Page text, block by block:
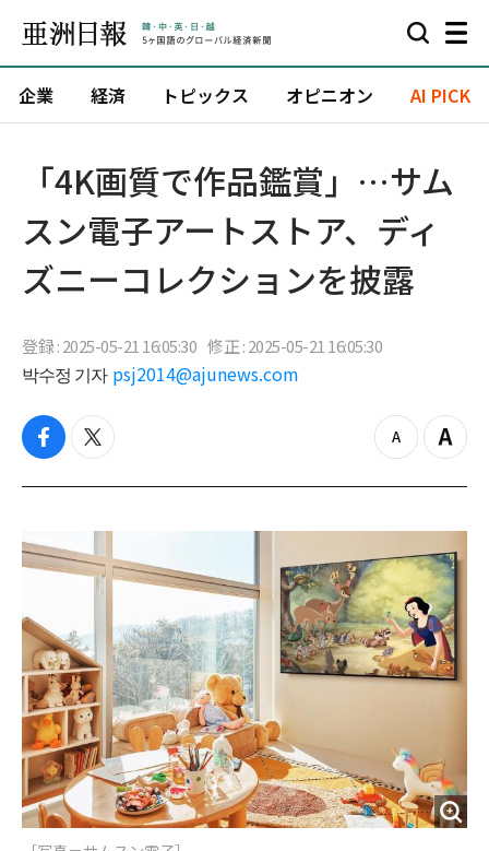
企業 経済 トピックス オピニオン AI PICK
「4K画質で作品鑑賞」…サム
スン電子アートストア、ディ
ズニーコレクションを披露
登録 : 2025-05-21 16:05:30 修正 : 2025-05-21 16:05:30
박수정 기자 psj2014@ajunews.com
f
c
o
o
t
i
t
e
r
z
o
o
t
Z
o
i
n